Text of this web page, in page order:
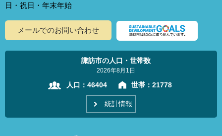
日・祝日・年末年始
メールでのお問い合わせ
諏訪市の人口・世帯数
2026年8月1日
人口： 46404 世帯： 21778
統計情報